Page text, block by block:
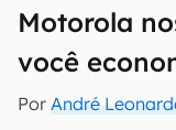
Motorola
você
Por André
E-mail